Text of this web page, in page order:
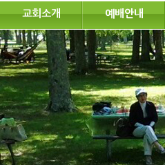
교회소개 예배안내